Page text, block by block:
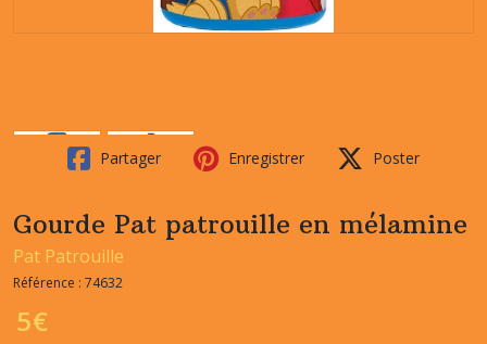
Partager Enregistrer Poster
Gourde Pat patrouille en mélamine
Pat Patrouille
Référence : 74632
5€